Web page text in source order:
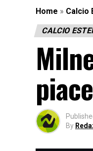
Home » Calcio
CALCIO
By